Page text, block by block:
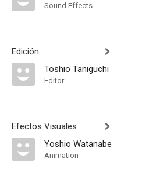
Sound Effects
Edición
Toshio Taniguchi
Editor
Efectos Visuales
Yoshio Watanabe
Animation